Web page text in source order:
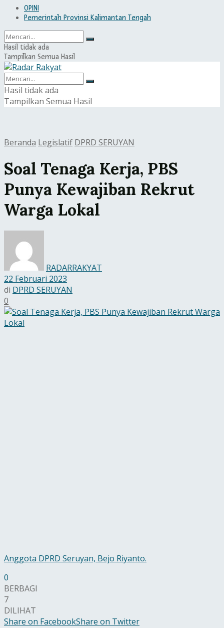
OPINI
Pemerintah Provinsi Kalimantan Tengah
Hasil tidak ada
Tampilkan Semua Hasil
Hasil tidak ada
Tampilkan Semua Hasil
Beranda Legislatif DPRD SERUYAN
Soal Tenaga Kerja, PBS
Punya Kewajiban Rekrut
Warga Lokal
RADARRAKYAT
22 Februari 2023
di DPRD SERUYAN
0
Anggota DPRD Seruyan, Bejo Riyanto.
0
BERBAGI
7
DILIHAT
Share on FacebookShare on Twitter